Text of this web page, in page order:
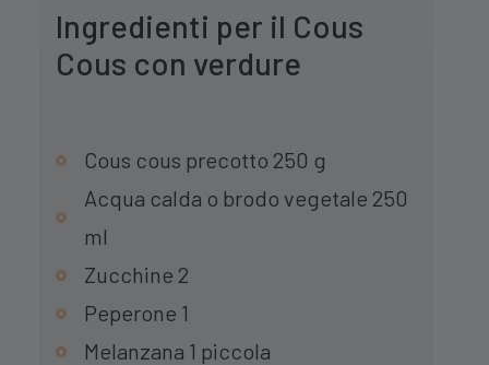
Ingredienti per il Cous
Cous con verdure
Cous cous precotto 250 g
Acqua calda o brodo vegetale 250
ml
Zucchine 2
Peperone 1
Melanzana 1 piccola